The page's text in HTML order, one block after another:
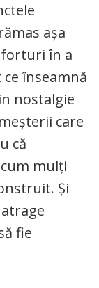
așa
în a
înseamnă
nostalgie
care
că
mulți
Și
fie